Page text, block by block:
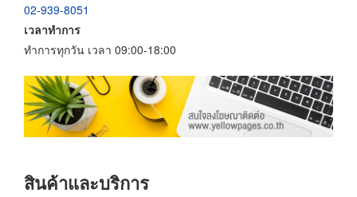
02-939-8051
เวลาทำการ
ทำการทุกวัน เวลา 09:00-18:00
สินค้าและบริการ